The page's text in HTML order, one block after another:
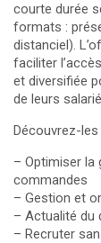
courte durée
formats :
distanciel).
faciliter
et diversifiée
de leurs
Découvrez-les
– Optimiser la
commandes
– Gestion et
– Actualité du
– Recruter